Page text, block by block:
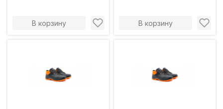
В корзину В корзину